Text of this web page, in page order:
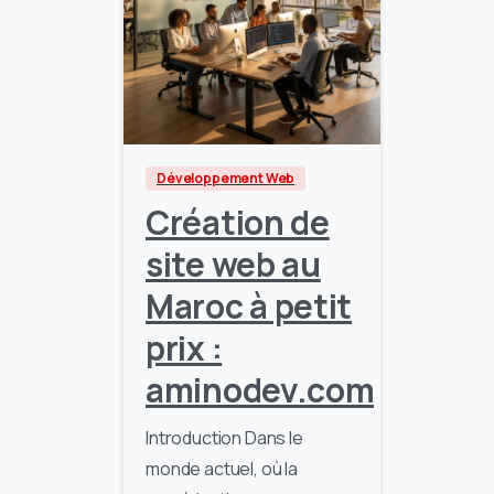
0 2
Développement Web
Création de
site web au
Maroc à petit
prix :
aminodev.com
Introduction Dans le
monde actuel, où la